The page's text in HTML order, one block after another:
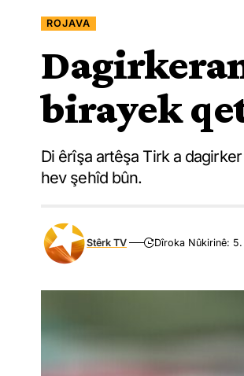
ROJAVA
birayek
Di êrîşa artêşa Tirk a
hev şehîd bûn.
Stêrk TV Dîroka Nûkirinê: